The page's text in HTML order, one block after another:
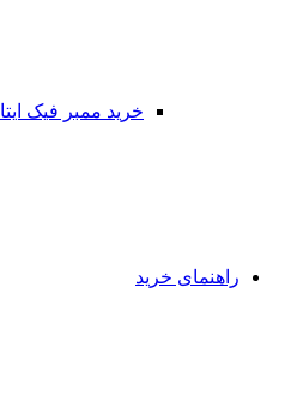
خرید ممبر فیک ایتا
راهنمای خرید